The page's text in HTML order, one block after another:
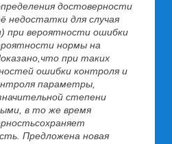
достоверности
недостатки для случая
при вероятности ошибки
нормы на
что при таких
ошибки контроля и
параметры,
степени
в то же время
сохраняет
Предложена новая